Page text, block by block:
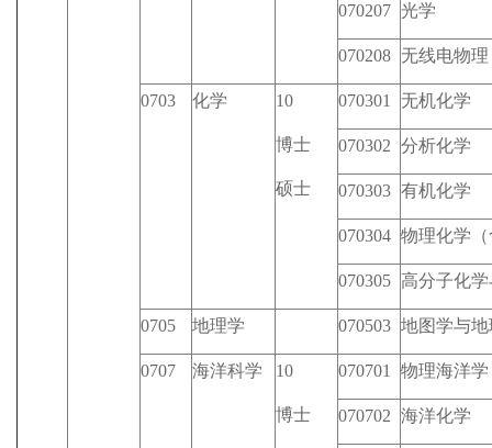
070207 光学
070208 无线电物理
0703 化学 10
博士
硕士
070301 无机化学
070302 分析化学
070303 有机化学
070304 物理化学
070305 高分子化
0705 地理学 070503 地图学与
0707 海洋科学 10
博士
070701 物理海洋学
070702 海洋化学